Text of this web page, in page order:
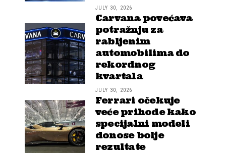
JULY 30, 2026
Carvana povećava
potražnju za
rabljenim
automobilima do
rekordnog
kvartala
JULY 30, 2026
Ferrari očekuje
veće prihode kako
specijalni modeli
donose bolje
rezultate